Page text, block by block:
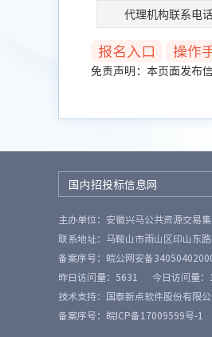
代理机构联系电话
报名入口 操作
免责声明：本页面发布
国内招投标信息网
主办单位：安徽兴马公共资源交易
联系地址：马鞍山市雨山区印山东
备案序号： 皖公网安备
昨日访问量： 5631 今日访问量：
技术支持：国泰新点软件股份有限
备案序号：皖ICP备17009599号-1